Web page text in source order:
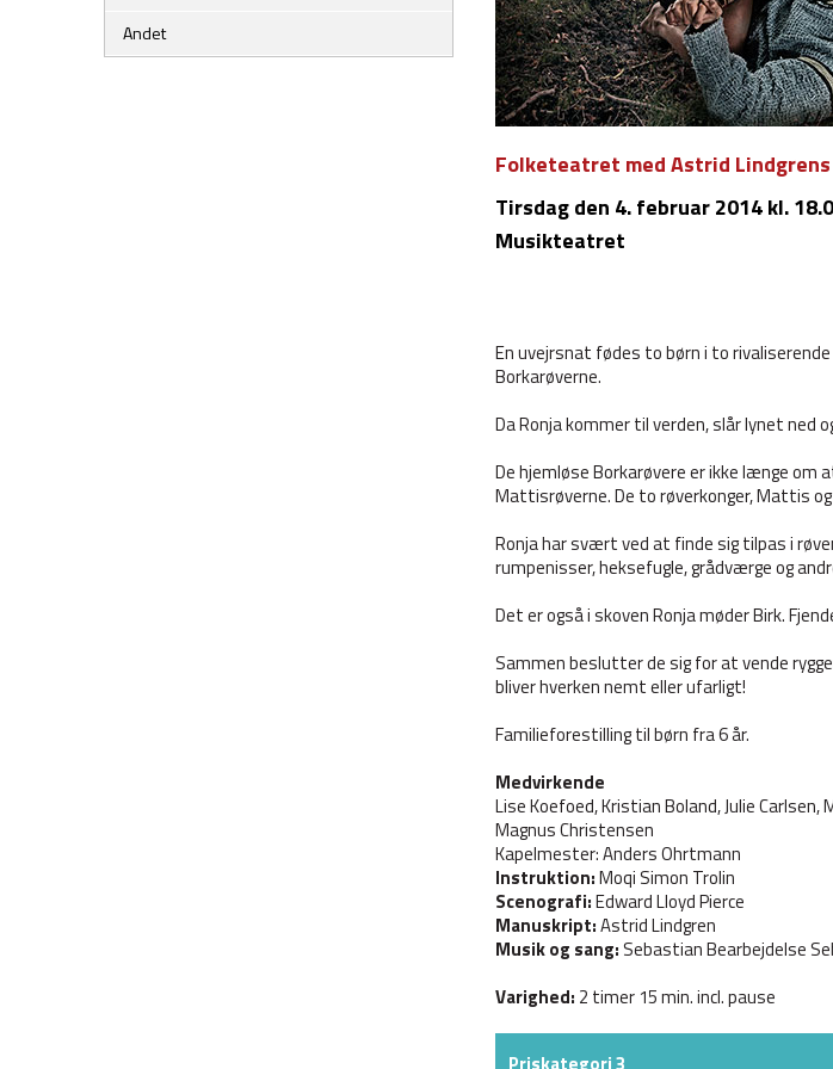
Andet
Folketeatret med Astrid
Tirsdagden 4. februar 2014 kl.
Musikteatret
En uvejrsnat fødes to børn i to
Borkarøverne.
Da Ronja kommer til verden, slår lynet ned
De hjemløse Borkarøvere er ikke længe
Mattisrøverne. De to røverkonger, Mattis
Ronja har svært ved at finde sig tilpas i
rumpenisser, heksefugle, grådværge og
Det er også i skoven Ronja møder Birk.
Sammen beslutter de sig for at vende
bliver hverken nemt eller ufarligt!
Familieforestilling til børn fra 6 år.
Medvirkende
Lise Koefoed, Kristian Boland, Julie Carlsen,
Magnus Christensen
Kapelmester: Anders Ohrtmann
Instruktion:Moqi Simon Trolin
Scenografi:Edward Lloyd Pierce
Manuskript:Astrid Lindgren
Musik og sang: Sebastian Bearbejdelse
Varighed: 2 timer 15 min. incl. pause